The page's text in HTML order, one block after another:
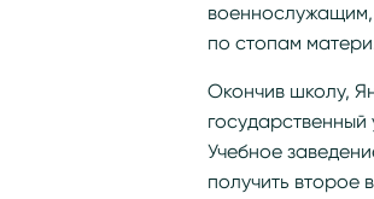
по стопам
Окончив школу,
Учебное
получить второе